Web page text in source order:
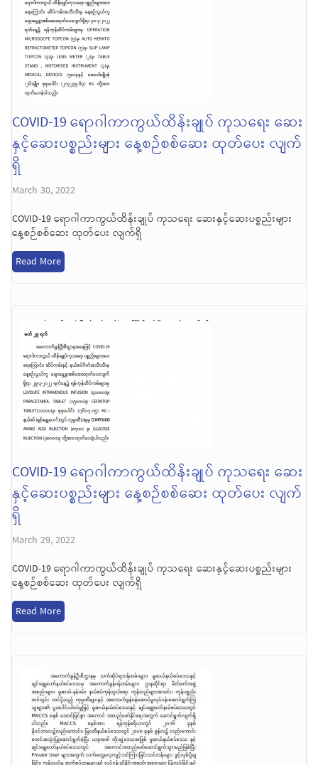
COVID-19 ရောဂါကာကွယ်ထိန်းချုပ် ကုသရေး ဆေး
နှင့်ဆေးပစ္စည်းများ နေ့စဉ်စစ်ဆေး ထုတ်ပေး လျက်
ရှိ
March 30, 2022
COVID-19 ရောဂါကာကွယ်ထိန်းချုပ် ကုသရေး ဆေးနှင့်ဆေးပစ္စည်းများ
နေ့စဉ်စစ်ဆေး ထုတ်ပေး လျက်ရှိ
Read More
COVID-19 ရောဂါကာကွယ်ထိန်းချုပ် ကုသရေး ဆေး
နှင့်ဆေးပစ္စည်းများ နေ့စဉ်စစ်ဆေး ထုတ်ပေး လျက်
ရှိ
March 29, 2022
COVID-19 ရောဂါကာကွယ်ထိန်းချုပ် ကုသရေး ဆေးနှင့်ဆေးပစ္စည်းများ
နေ့စဉ်စစ်ဆေး ထုတ်ပေး လျက်ရှိ
Read More